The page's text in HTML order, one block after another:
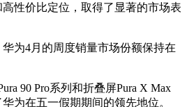
性价比定位，取得了显著的市场表
为4月的周度销量市场份额保持在
90 Pro系列和折叠屏Pura X Max
为在五一假期期间的领先地位。